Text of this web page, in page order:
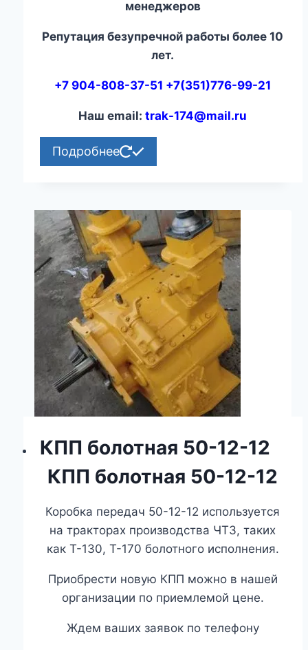
менеджеров
Репутация безупречной работы более 10
лет.
+7 904-808-37-51 +7(351)776-99-21
Наш email:trak-174@mail.ru
Подробнее
КПП болотная 50-12-12
КПП болотная 50-12-12
Коробка передач 50-12-12 используется
на тракторах производства ЧТЗ, таких
как Т-130, Т-170 болотного исполнения.
Приобрести новую КПП можно в нашей
организации по приемлемой цене.
Ждем ваших заявок по телефону